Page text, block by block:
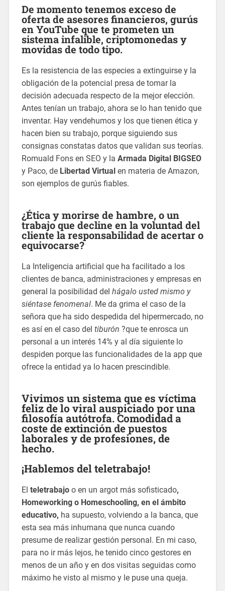
De momento tenemos exceso de
oferta de asesores financieros, gurús
en YouTube que te prometen un
sistema infalible, criptomonedas y
movidas de todo tipo.
Es la resistencia de las especies a extinguirse y la
obligación de la potencial presa de tomar la
decisión adecuada respecto de la mejor elección.
Antes tenían un trabajo, ahora se lo han tenido que
inventar. Hay vendehumos y los que tienen ética y
hacen bien su trabajo, porque siguiendo sus
consignas constatas datos que validan sus teorías.
Romuald Fons en SEO y la Armada Digital BIGSEO
y Paco, de Libertad Virtualen materia de Amazon,
son ejemplos de gurús fiables.
¿Ética y morirse de hambre, o un
trabajo que decline en la voluntad del
cliente la responsabilidad de acertar o
equivocarse?
La Inteligencia artificial que ha facilitado a los
clientes de banca, administraciones y empresas en
general la posibilidad del hágalo usted mismo y
siéntase fenomenal. Me da grima el caso de la
señora que ha sido despedida del hipermercado, no
es así en el caso del tiburón ?que te enrosca un
personal a un interés 14% y al día siguiente lo
despiden porque las funcionalidades de la app que
ofrece la entidad ya lo hacen prescindible.
Vivimos un sistema que es víctima
feliz de lo viral auspiciado por una
filosofía autótrofa. Comodidad a
coste de extinción de puestos
laborales y de profesiones, de
hecho.
¡Hablemos del teletrabajo!
El teletrabajo o en un argot más sofisticado,
Homeworking o Homeschooling, en el ámbito
educativo, ha supuesto, volviendo a la banca, que
esta sea más inhumana que nunca cuando
presume de realizar gestión personal. En mi caso,
para no ir más lejos, he tenido cinco gestores en
menos de un año y en dos visitas seguidas como
máximo he visto al mismo y le puse una queja.